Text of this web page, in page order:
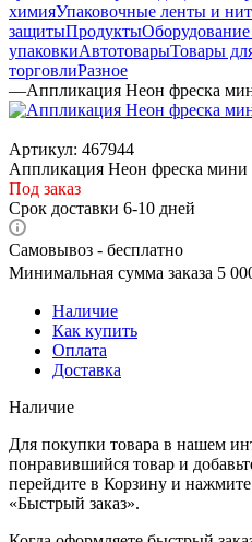
химияУпаковочные ленты и
защитыПродуктыОборудование
упаковкиАвтотоварыТовары
торговлиРазное
—Аппликация Неон фреска
Артикул: 467944
Аппликация Неон фреска
Под заказ
Срок доставки 6-10 дней
Самовывоз - бесплатно
Минимальная сумма заказа 5
Наличие
Как купить
Оплата
Доставка
Наличие
Для покупки товара в нашем
понравившийся товар и
перейдите в Корзину и
«Быстрый заказ».